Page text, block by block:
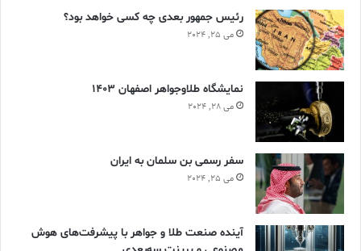
رئیس جمهور بعدی چه کسی خواهد بود؟
می 25, 2024
نمایشگاه طلاوجواهر اصفهان 1403
می 28, 2024
سفر رسمی بن سلمان به ایران
می 25, 2024
آینده صنعت طلا و جواهر با پیشرفت‌های هوش